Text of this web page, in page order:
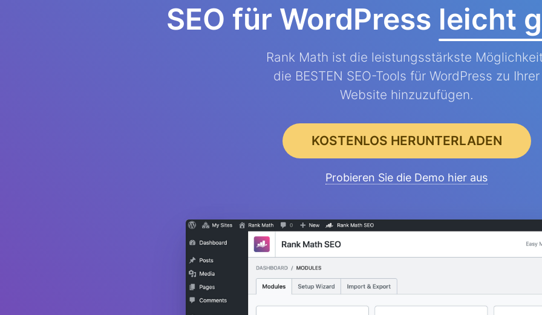
SEO für WordPress leicht
Rank Math ist die leistungsstärkste
die BESTEN SEO-Tools für WordPress zu Ihrer
Website hinzuzufügen.
KOSTENLOS HERUNTERLADEN
Probieren Sie die Demo hier aus